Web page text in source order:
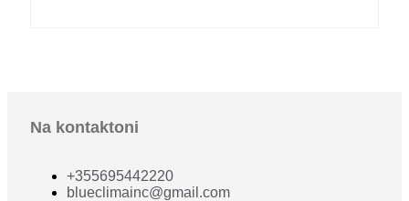
Na kontaktoni
+355695442220
blueclimainc@gmail.com